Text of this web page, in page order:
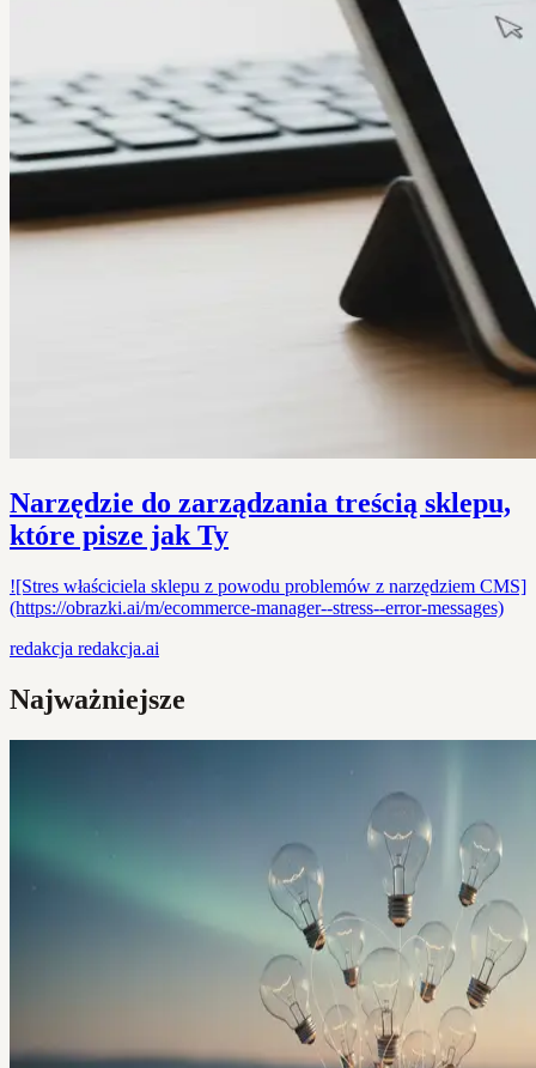
Narzędzie do zarządzania treścią sklepu,
które pisze jak Ty
![Stres właściciela sklepu z powodu problemów z narzędziem CMS]
(https://obrazki.ai/m/ecommerce-manager--stress--error-messages)
redakcja redakcja.ai
Najważniejsze